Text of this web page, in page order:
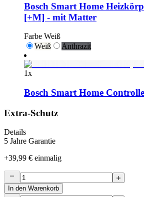
Bosch Smart Home
[+M] - mit Matter
Farbe Weiß
Weiß
Anthrazit
1x
Bosch Smart Home
Extra-Schutz
Details
5 Jahre Garantie
+39,99 € einmalig
In den Warenkorb